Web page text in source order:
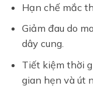
Hạn chế mắc
Giảm đau do
dây cung.
Tiết kiệm thời
gian hẹn và út